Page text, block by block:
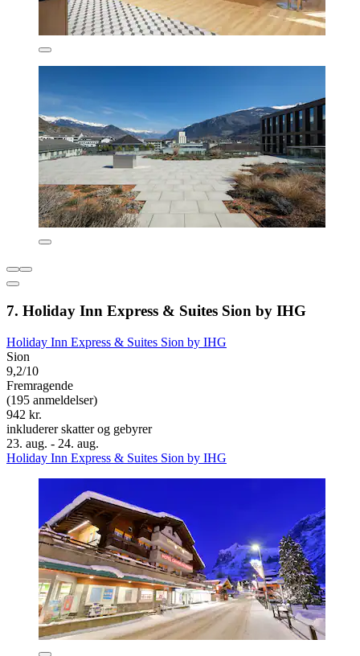
7. Holiday Inn Express & Suites Sion by IHG
Holiday Inn Express & Suites Sion by IHG
Sion
9,2/10
Fremragende
(195 anmeldelser)
942 kr.
inkluderer skatter og gebyrer
23. aug. - 24. aug.
Holiday Inn Express & Suites Sion by IHG